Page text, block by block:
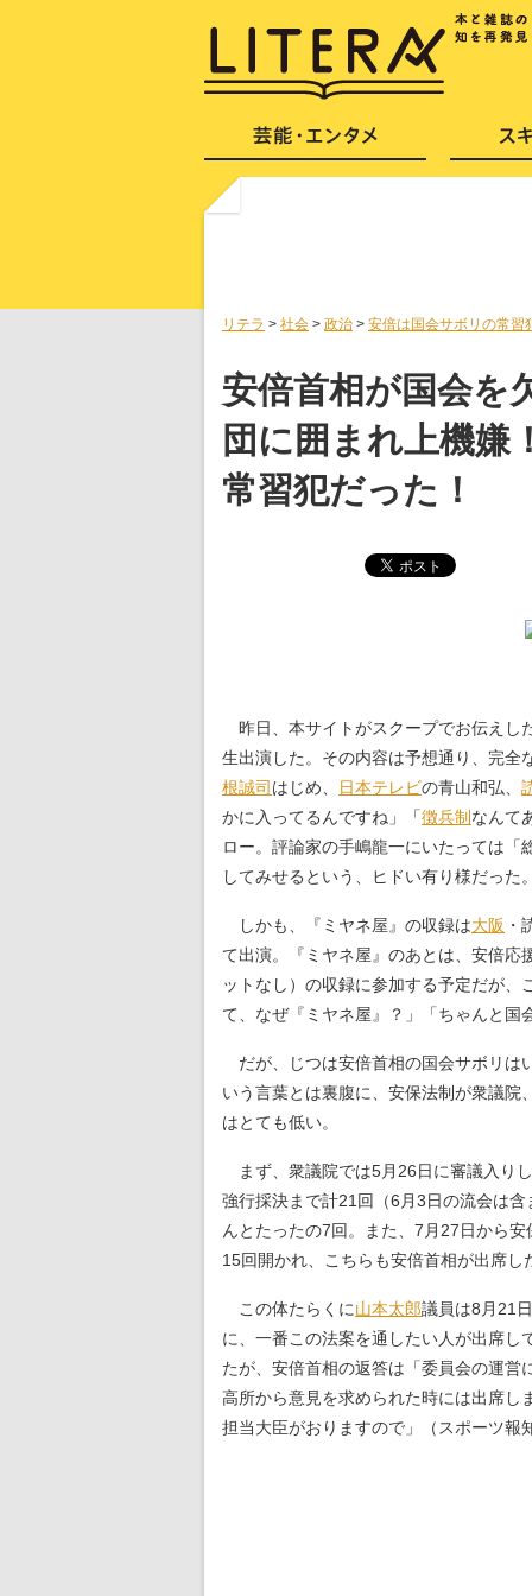
リテラ > 社会 > 政治 > 安倍は国会サボリの常習
安倍首相が国会を
団に囲まれ上機嫌
常習犯だった！
昨日、本サイトがスクープでお伝えし
生出演した。その内容は予想通り、完全
根誠司 はじめ、 日本テレビの青山和弘、
かに入ってるんですね」「徴兵制 なんて
ロー。評論家の手嶋龍一にいたっては「
してみせるという、ヒドい有り様だった
しかも、『ミヤネ屋』の収録は大阪 ・
て出演。『ミヤネ屋』のあとは、安倍応
ットなし）の収録に参加する予定だが
て、なぜ『ミヤネ屋』？」「ちゃんと
だが、じつは安倍首相の国会サボリは
いう言葉とは裏腹に、安保法制が衆議
はとても低い。
まず、衆議院では5月26日に審議入り
強行採決まで計21回（6月3日の流会は
んとたったの7回。また、7月27日から
15回開かれ、こちらも安倍首相が出席
この体たらくに山本太郎議員は8月21
に、一番この法案を通したい人が出席
たが、安倍首相の返答は「委員会の運
高所から意見を求められた時には出席し
担当大臣がおりますので」（スポーツ報